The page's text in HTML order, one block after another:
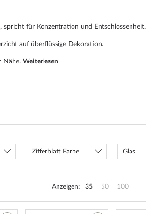
spricht für Konzentration und Entschlossenheit.
auf überflüssige Dekoration.
Nähe. Weiterlesen
Zifferblatt Farbe Glas
Anzeigen 35 50 100